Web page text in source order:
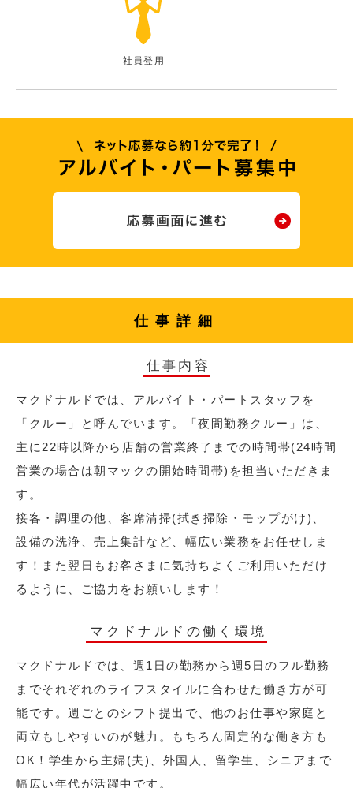
社員登用
仕事詳細
仕事内容
マクドナルドでは、アルバイト・パートスタッフを
「クルー」と呼んでいます。「夜間勤務クルー」は、
主に22時以降から店舗の営業終了までの時間帯(24時間
営業の場合は朝マックの開始時間帯)を担当いただきま
す。
接客・調理の他、客席清掃(拭き掃除・モップがけ)、
設備の洗浄、売上集計など、幅広い業務をお任せしま
す！また翌日もお客さまに気持ちよくご利用いただけ
るように、ご協力をお願いします！
マクドナルドの働く環境
マクドナルドでは、週1日の勤務から週5日のフル勤務
までそれぞれのライフスタイルに合わせた働き方が可
能です。週ごとのシフト提出で、他のお仕事や家庭と
両立もしやすいのが魅力。もちろん固定的な働き方も
OK！学生から主婦(夫)、外国人、留学生、シニアまで
幅広い年代が活躍中です。